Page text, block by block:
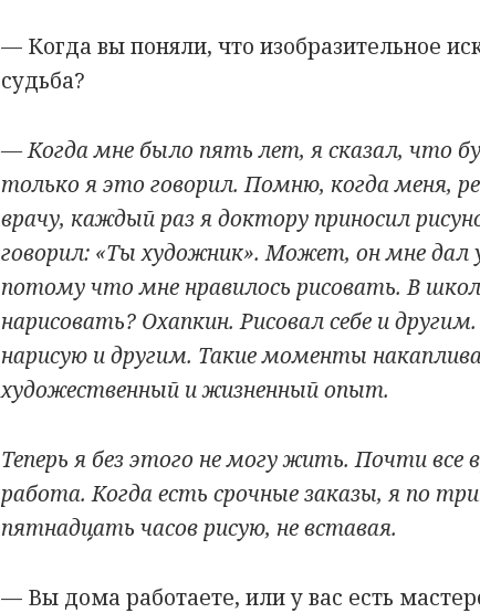
— Когда вы поняли, что изобразительное
судьба?
— Когда мне было пять лет, я сказал, что
только я это говорил. Помню, когда меня,
врачу, каждый раз я доктору приносил
говорил: «Ты художник». Может, он мне
потому что мне нравилось рисовать. В
нарисовать? Охапкин. Рисовал себе и
нарисую и другим. Такие моменты
художественный и жизненный опыт.
Теперь я без этого не могу жить. Почти все
работа. Когда есть срочные заказы, я по
пятнадцать часов рисую, не вставая.
— Вы дома работаете, или у вас есть